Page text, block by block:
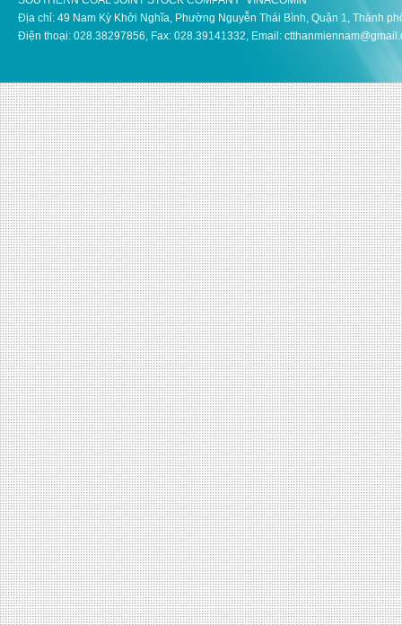
Địa chỉ: 49 Nam Kỳ Khởi Nghĩa, Phường Nguyễn Thái Bình, Quận 1, Thành
Điện thoại: 028.38297856, Fax: 028.39141332, Email: